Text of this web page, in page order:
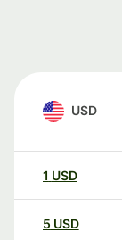
USD
1 USD
5 USD